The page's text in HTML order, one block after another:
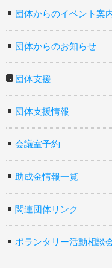
団体からのイベント案
団体からのお知らせ
団体支援
団体支援情報
会議室予約
助成金情報一覧
関連団体リンク
ボランタリー活動相談